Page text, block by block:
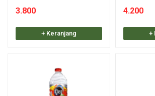
3.800
+ Keranjang
4.200
+